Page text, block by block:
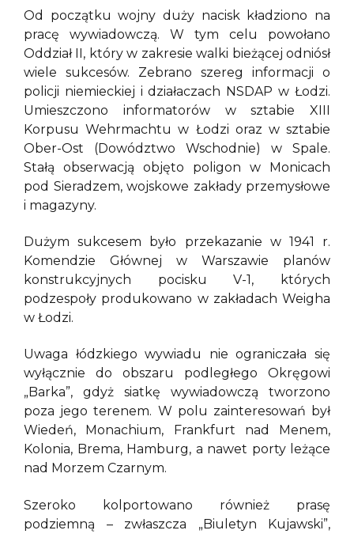
Od początku wojny duży nacisk kładziono na
pracę wywiadowczą. W tym celu powołano
Oddział II, który w zakresie walki bieżącej odniósł
wiele sukcesów. Zebrano szereg informacji o
policji niemieckiej i działaczach NSDAP w Łodzi.
Umieszczono informatorów w sztabie XIII
Korpusu Wehrmachtu w Łodzi oraz w sztabie
Ober-Ost (Dowództwo Wschodnie) w Spale.
Stałą obserwacją objęto poligon w Monicach
pod Sieradzem, wojskowe zakłady przemysłowe
i magazyny.
Dużym sukcesem było przekazanie w 1941 r.
Komendzie Głównej w Warszawie planów
konstrukcyjnych pocisku V-1, których
podzespoły produkowano w zakładach Weigha
w Łodzi.
Uwaga łódzkiego wywiadu nie ograniczała się
wyłącznie do obszaru podległego Okręgowi
„Barka”, gdyż siatkę wywiadowczą tworzono
poza jego terenem. W polu zainteresowań był
Wiedeń, Monachium, Frankfurt nad Menem,
Kolonia, Brema, Hamburg, a nawet porty leżące
nad Morzem Czarnym.
Szeroko kolportowano również prasę
podziemną – zwłaszcza „Biuletyn Kujawski”,